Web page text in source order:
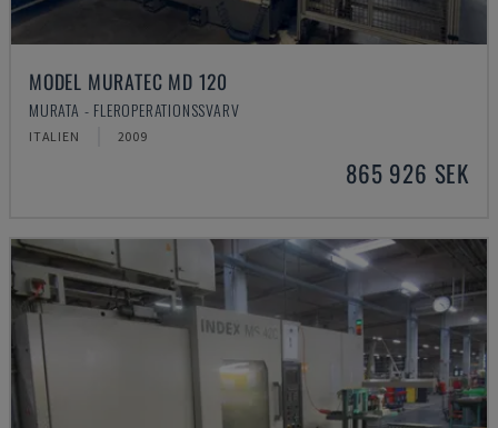
MODEL MURATEC MD 120
MURATA - FLEROPERATIONSSVARV
ITALIEN 2009
865 926 SEK